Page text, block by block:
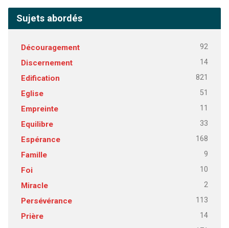
Sujets abordés
Découragement 92
Discernement 14
Edification 821
Eglise 51
Empreinte 11
Equilibre 33
Espérance 168
Famille 9
Foi 10
Miracle 2
Persévérance 113
Prière 14